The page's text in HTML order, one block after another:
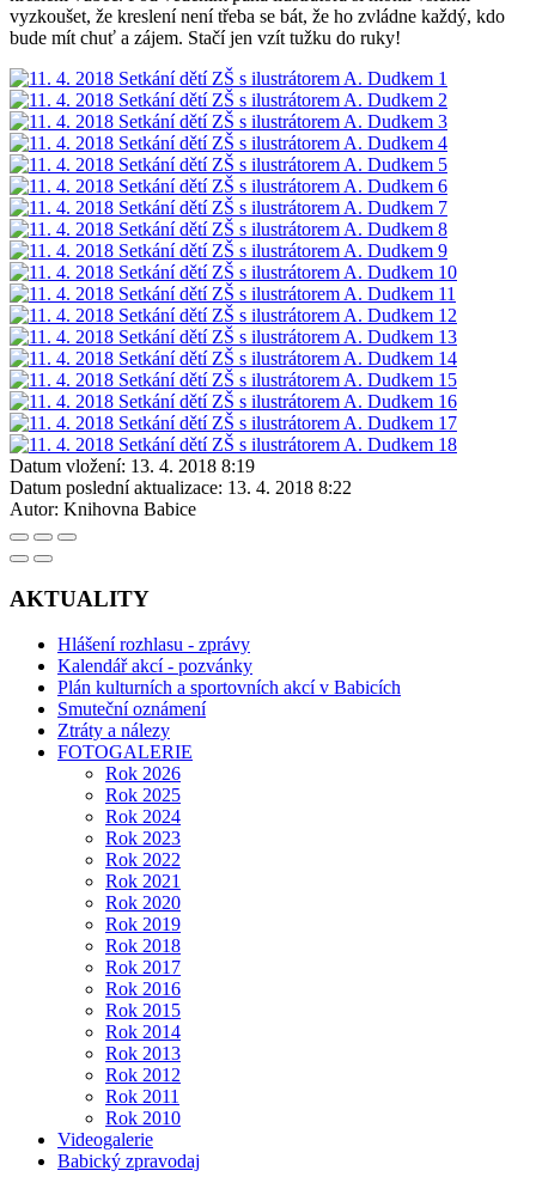
vyzkoušet, že kreslení není třeba se bát, že ho zvládne každý, kdo
bude mít chuť a zájem. Stačí jen vzít tužku do ruky!
Datum vložení: 13. 4. 2018 8:19
Datum poslední aktualizace: 13. 4. 2018 8:22
Autor: Knihovna Babice
AKTUALITY
Hlášení rozhlasu - zprávy
Kalendář akcí - pozvánky
Plán kulturních a sportovních akcí v Babicích
Smuteční oznámení
Ztráty a nálezy
FOTOGALERIE
Rok 2026
Rok 2025
Rok 2024
Rok 2023
Rok 2022
Rok 2021
Rok 2020
Rok 2019
Rok 2018
Rok 2017
Rok 2016
Rok 2015
Rok 2014
Rok 2013
Rok 2012
Rok 2011
Rok 2010
Videogalerie
Babický zpravodaj